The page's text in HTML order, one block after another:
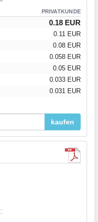
PRIVATKUNDE
0.18 EUR
0.11 EUR
0.08 EUR
0.058 EUR
0.05 EUR
0.033 EUR
0.031 EUR
kaufen